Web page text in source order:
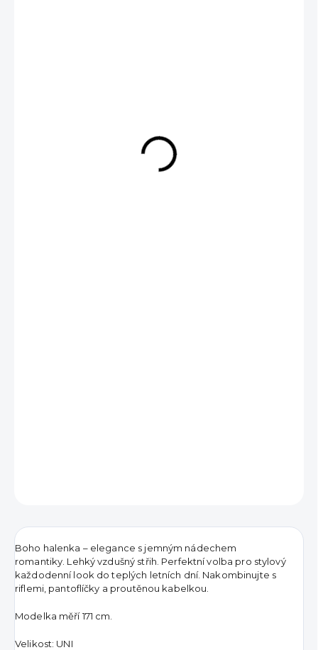
Boho halenka – elegance s jemným nádechem
romantiky. Lehký vzdušný střih. Perfektní volba pro stylový
každodenní look do teplých letních dní. Nakombinujte s
riflemi, pantoflíčky a proutěnou kabelkou.
Modelka měří 171 cm.
Velikost: UNI